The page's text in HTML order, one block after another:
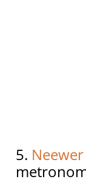
5.